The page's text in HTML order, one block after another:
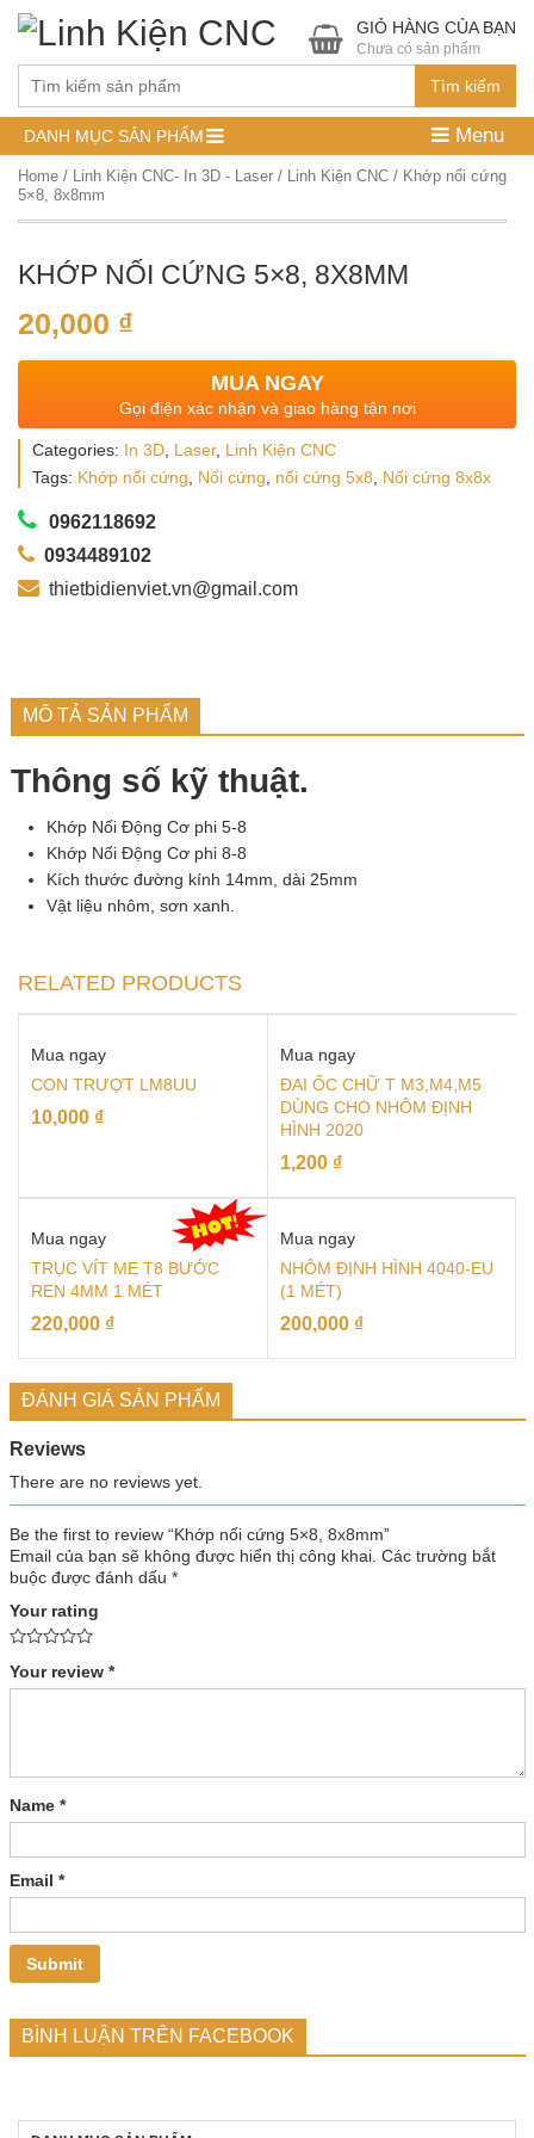
Tìm kiếm
GIỎ HÀNG CỦA BẠN
Chưa có sản phẩm
DANH MỤC SẢN PHẨM Menu
Home / Linh Kiện CNC- In 3D - Laser / Linh Kiện CNC / Khớp nối cứng
5×8, 8x8mm
KHỚP NỐI CỨNG 5×8, 8X8MM
20,000 ₫
MUA NGAY
Gọi điện xác nhận và giao hàng tận nơi
Categories: In 3D, Laser, Linh Kiện CNC
Tags: Khớp nối cứng, Nối cứng, nối cứng 5x8, Nối cứng 8x8x
0962118692
0934489102
thietbidienviet.vn@gmail.com
MÔ TẢ SẢN PHẨM
Thông số kỹ thuật.
Khớp Nối Động Cơ phi 5-8
Khớp Nối Động Cơ phi 8-8
Kích thước đường kính 14mm, dài 25mm
Vật liệu nhôm, sơn xanh.
RELATED PRODUCTS
Mua ngay
CON TRƯỢT LM8UU
10,000 ₫
Mua ngay
ĐAI ỐC CHỮ T M3,M4,M5
DÙNG CHO NHÔM ĐỊNH
HÌNH 2020
1,200 ₫
Mua ngay
TRỤC VÍT ME T8 BƯỚC
REN 4MM 1 MÉT
220,000 ₫
Mua ngay
NHÔM ĐỊNH HÌNH 4040-EU
(1 MÉT)
200,000 ₫
ĐÁNH GIÁ SẢN PHẨM
Reviews
There are no reviews yet.
Be the first to review “Khớp nối cứng 5×8, 8x8mm”
Email của bạn sẽ không được hiển thị công khai. Các trường bắt
buộc được đánh dấu *
Your rating
Your review *
Name *
Email *
BÌNH LUẬN TRÊN FACEBOOK